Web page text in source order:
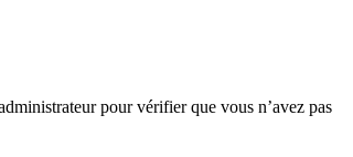
pour vérifier que vous n’avez pas